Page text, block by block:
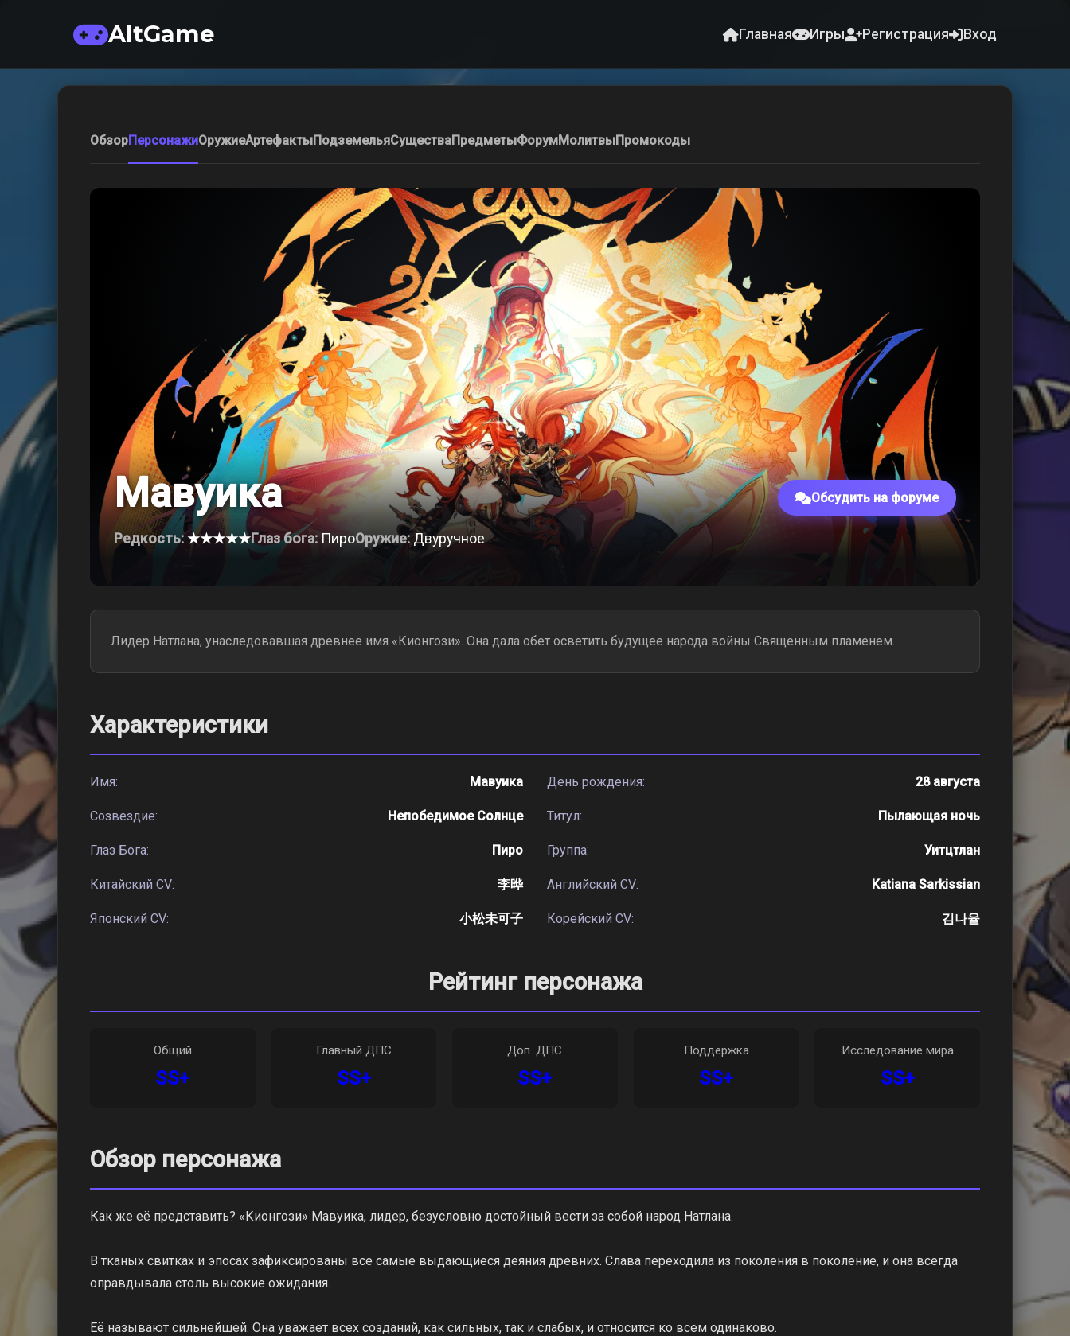
AltGame Главная Игры Регистрация Вход
ОбзорПерсонажиОружиеАртефактыПодземельяСуществаПредметыФорумМолитвыПромокоды
Мавуика Обсудить на форуме
Редкость: ★★★★★Глаз бога: ПироОружие:Двуручное
Лидер Натлана, унаследовавшая древнее имя «Кионгози». Она дала обет осветить будущее народа войны Священным пламенем.
Характеристики
Имя: Мавуика День рождения: 28 августа
Созвездие: Непобедимое Солнце Титул: Пылающая ночь
Глаз Бога: Пиро Группа: Уитцтлан
Китайский CV: 李晔 Английский CV: Katiana Sarkissian
Японский CV: 小松未可子 Корейский CV: 김나율
Рейтинг персонажа
Общий
SS+
Главный ДПС
SS+
Доп. ДПС
SS+
Поддержка
SS+
Исследование мира
SS+
Обзор персонажа
Как же её представить? «Кионгози» Мавуика, лидер, безусловно достойный вести за собой народ Натлана.
В тканых свитках и эпосах зафиксированы все самые выдающиеся деяния древних. Слава переходила из поколения в поколение, и она всегда
оправдывала столь высокие ожидания.
Её называют сильнейшей. Она уважает всех созданий, как сильных, так и слабых, и относится ко всем одинаково.